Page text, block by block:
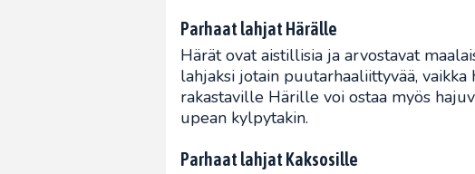
Parhaat lahjat Härälle
Härät ovat aistillisia ja arvostavat
lahjaksi jotain puutarhaaliittyvää, vaikka
rakastaville Härille voi ostaa myös
upean kylpytakin.
Parhaat lahjat Kaksosille